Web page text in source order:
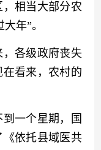
相当大部分农
年”。
各级政府丧失
在看来，农村的
一个星期，国
依托县域医共